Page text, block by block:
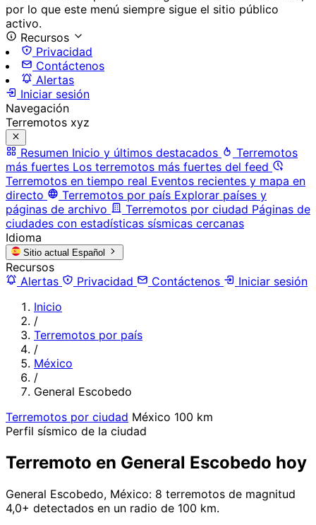
por lo que este menú siempre sigue el sitio público
activo.
Recursos
Privacidad
Contáctenos
Alertas
Iniciar sesión
Navegación
Terremotos xyz
Resumen Inicio y últimos destacados
Terremotos
más fuertes Los terremotos más fuertes del feed
Terremotos en tiempo real Eventos recientes y mapa en
directo
Terremotos por país Explorar países y
páginas de archivo
Terremotos por ciudad Páginas de
ciudades con estadísticas sísmicas cercanas
Idioma
Sitio actual Español
Recursos
Alertas
Privacidad Contáctenos
Iniciar sesión
Inicio
/
Terremotos por país
/
México
/
General Escobedo
Terremotos por ciudad México 100 km
Perfil sísmico de la ciudad
Terremoto en General Escobedo hoy
General Escobedo, México: 8 terremotos de magnitud
4,0+ detectados en un radio de 100 km.